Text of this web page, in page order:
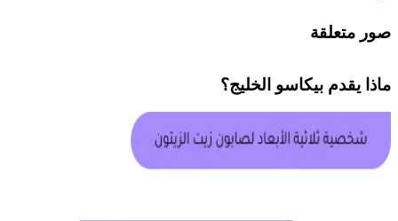
صور متعلقة
ماذا يقدم بيكاسو الخليج؟